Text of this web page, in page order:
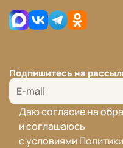
Подпишитесь на
Даю согласие на
и соглашаюсь
с условиями